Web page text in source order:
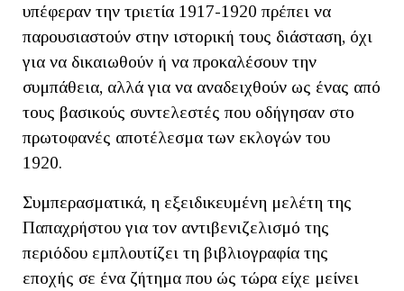
υπέφεραν την τριετία 1917-1920 πρέπει να
παρουσιαστούν στην ιστορική τους διάσταση, όχι
για να δικαιωθούν ή να προκαλέσουν την
συμπάθεια, αλλά για να αναδειχθούν ως ένας από
τους βασικούς συντελεστές που οδήγησαν στο
πρωτοφανές αποτέλεσμα των εκλογών του
1920.
Συμπερασματικά, η εξειδικευμένη μελέτη της
Παπαχρήστου για τον αντιβενιζελισμό της
περιόδου εμπλουτίζει τη βιβλιογραφία της
εποχής σε ένα ζήτημα που ώς τώρα είχε μείνει